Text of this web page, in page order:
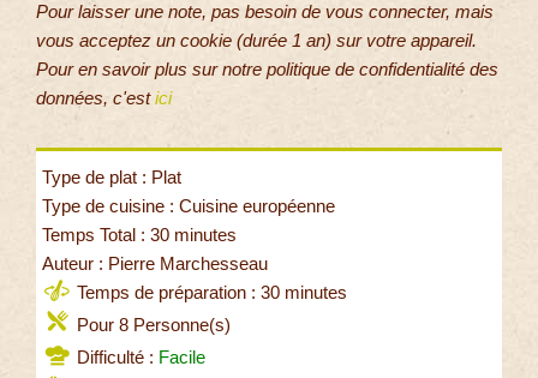
Pour laisser une note, pas besoin de vous connecter, mais
vous acceptez un cookie (durée 1 an) sur votre appareil.
Pour en savoir plus sur notre politique de confidentialité des
données, c'estici
Type de plat : Plat
Type de cuisine : Cuisine européenne
Temps Total : 30 minutes
Auteur : Pierre Marchesseau
Temps de préparation : 30 minutes
Pour 8 Personne(s)
Difficulté : Facile